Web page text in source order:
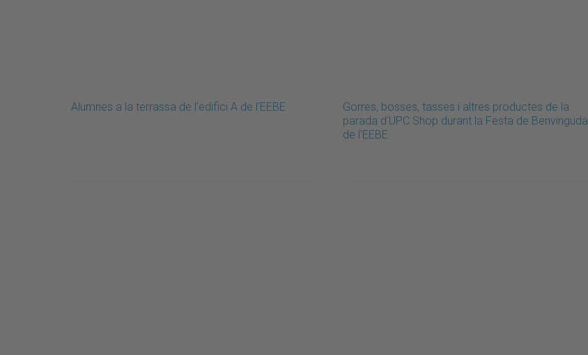
Alumnes a la terrassa de l'edifici A de l'EEBE
Gorres, bosses, tasses i altres productes de la
parada d'UPC Shop durant la Festa de Benvinguda
de l'EEBE